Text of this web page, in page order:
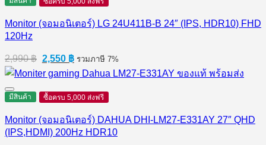
Monitor (จอมอนิเตอร์) LG 24U411B-B 24″ (IPS, HDR10) FHD
120Hz
2,990฿ Original
price
was:
2,990 ฿.
2,550 ฿Current
price
is:
2,550 ฿.
รวมภาษี 7%
มีสินค้า ซื้อครบ 5,000 ส่งฟรี
Monitor (จอมอนิเตอร์) DAHUA DHI-LM27-E331AY 27″ QHD
(IPS,HDMI) 200Hz HDR10